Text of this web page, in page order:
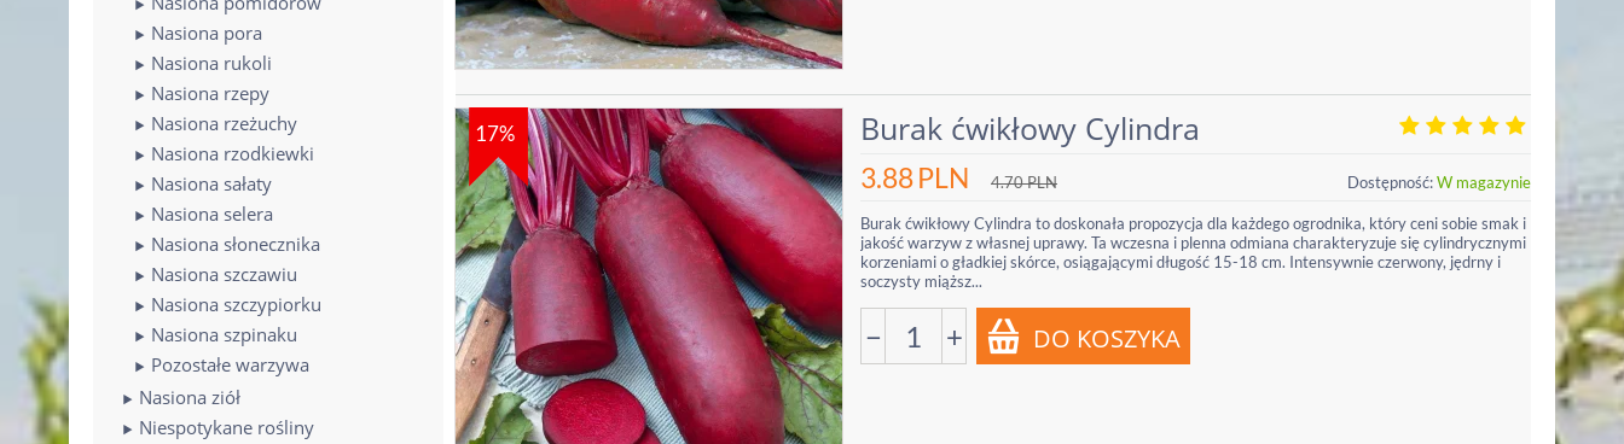
Nasiona pora
Nasiona rukoli
Nasiona rzepy
Nasiona rzeżuchy
Nasiona rzodkiewki
Nasiona sałaty
Nasiona selera
Nasiona słonecznika
Nasiona szczawiu
Nasiona szczypiorku
Nasiona szpinaku
Pozostałe warzywa
Nasiona ziół
Niespotykane rośliny
17% Burak ćwikłowy Cylindra
3.88PLN 4.70PLN Dostępność:W magazynie
Burak ćwikłowy Cylindra to doskonała propozycja dla każdego ogrodnika, który ceni sobie smak i
jakość warzyw z własnej uprawy. Ta wczesna i plenna odmiana charakteryzuje się cylindrycznymi
korzeniami o gładkiej skórce, osiągającymi długość 15-18 cm. Intensywnie czerwony, jędrny i
soczysty miąższ...
− +